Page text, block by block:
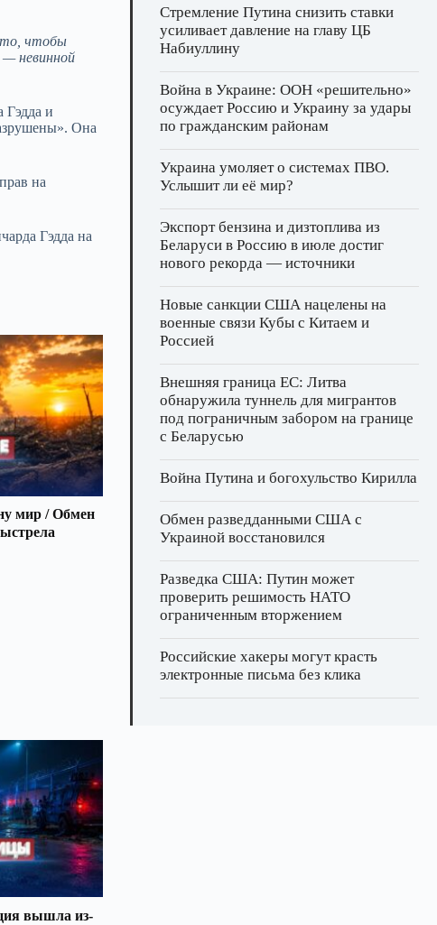
то, чтобы
— невинной
Гэдда и
Она
на
Гэдда на
мир / Обмен
вышла из-
Стремление Путина снизить ставки
усиливает давление на главу ЦБ
Набиуллину
Война в Украине: ООН «решительно»
осуждает Россию и Украину за удары
по гражданским районам
Украина умоляет о системах ПВО.
Услышит ли её мир?
Экспорт бензина и дизтоплива из
Беларуси в Россию в июле достиг
нового рекорда — источники
Новые санкции США нацелены на
военные связи Кубы с Китаем и
Россией
Внешняя граница ЕС: Литва
обнаружила туннель для мигрантов
под пограничным забором на границе
с Беларусью
Война Путина и богохульство Кирилла
Обмен разведданными США с
Украиной восстановился
Разведка США: Путин может
проверить решимость НАТО
ограниченным вторжением
Российские хакеры могут красть
электронные письма без клика